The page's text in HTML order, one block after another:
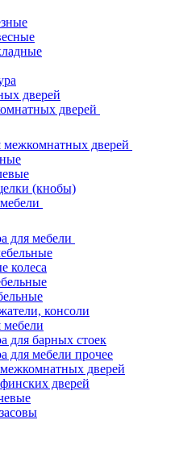
дверей
дверей
межкомнатных дверей
(кнобы)
для мебели
колеса
консоли
мебели
для барных стоек
для мебели прочее
дверей
дверей